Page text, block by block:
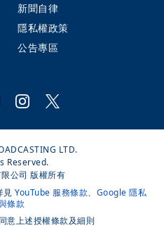
新聞自律
隱私權政策
公告專區
LTD.
Reserved.
公司 版權所有
見 YouTube 服務條款、 Google 隱私
條款
意上述授權條款及細則